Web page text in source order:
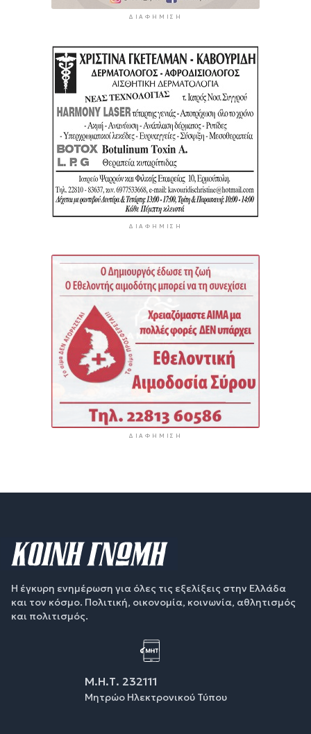
ΔΙΑΦΉΜΙΣΗ
ΔΙΑΦΉΜΙΣΗ
ΔΙΑΦΉΜΙΣΗ
Η έγκυρη ενημέρωση για όλες τις εξελίξεις στην Ελλάδα
και τον κόσμο. Πολιτική, οικονομία, κοινωνία, αθλητισμός
και πολιτισμός.
Μ.Η.Τ. 232111
Μητρώο Ηλεκτρονικού Τύπου